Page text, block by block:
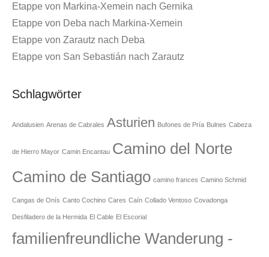
Etappe von Markina-Xemein nach Gernika
Etappe von Deba nach Markina-Xemein
Etappe von Zarautz nach Deba
Etappe von San Sebastián nach Zarautz
Schlagwörter
Andalusien Arenas de Cabrales Asturien Bufones de Pría Bulnes Cabeza
de Hierro Mayor Camin Encantau Camino del Norte
Camino de Santiago camino frances Camino Schmid
Cangas de Onís Canto Cochino Cares Caín Collado Ventoso Covadonga
Desfiladero de la Hermida El Cable El Escorial
familienfreundliche Wanderung -